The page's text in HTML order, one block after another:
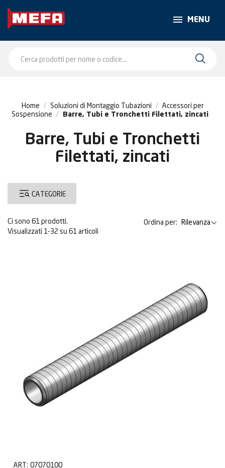
MENU
Home Soluzioni di Montaggio Tubazioni
Accessori per
Sospensione
Barre, Tubi e Tronchetti Filettati, zincati
Barre, Tubi e Tronchetti
Filettati, zincati
CATEGORIE
Ci sono 61 prodotti. Ordina per: Rilevanza
Visualizzati 1-32 su 61 articoli
ART: 07070100